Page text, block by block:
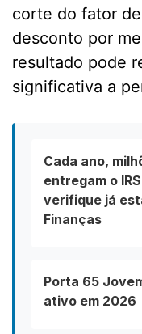
corte do fator
desconto por
resultado pode
significativa a
Cada ano,
entregam o
verifique já
Finanças
Porta 65
ativo em 2026